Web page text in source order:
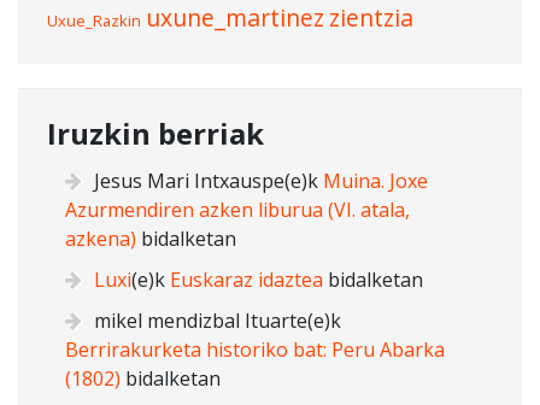
Uxue_Razkin uxune_martinez zientzia
Iruzkin berriak
Jesus Mari Intxauspe(e)k Muina. Joxe
Azurmendiren azken liburua (VI. atala,
azkena) bidalketan
Luxi(e)k Euskaraz idaztea bidalketan
mikel mendizbal Ituarte(e)k
Berrirakurketa historiko bat: Peru Abarka
(1802) bidalketan